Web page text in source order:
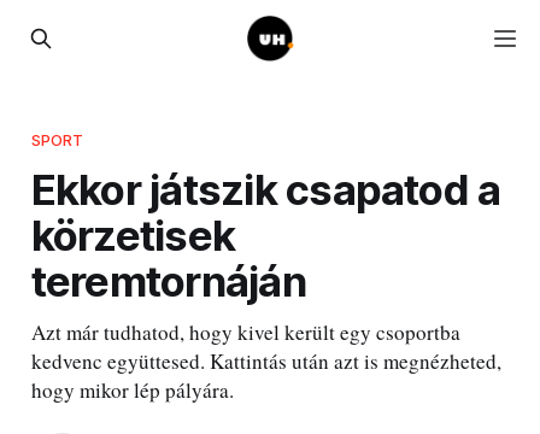
SPORT
Ekkor játszik csapatod a
körzetisek
teremtornáján
Azt már tudhatod, hogy kivel került egy csoportba
kedvenc együttesed. Kattintás után azt is megnézheted,
hogy mikor lép pályára.